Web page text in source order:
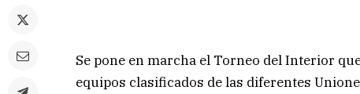
Se pone en marcha el Torneo del Interior
equipos clasificados de las diferentes